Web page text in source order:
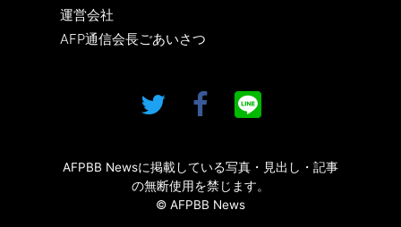
運営会社
AFP通信会長ごあいさつ
AFPBB Newsに掲載している写真・見出し・記事
の無断使用を禁じます。
© AFPBB News